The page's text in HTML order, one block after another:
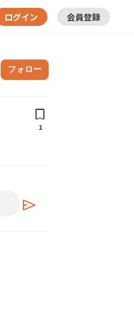
ログイン 会員登録
フォロー
bookmark
1
send